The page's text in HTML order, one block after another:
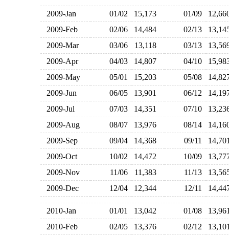
2009-Jan 01/02 15,173 01/09
2009-Feb
02/06 14,484 02/13
2009-Mar
03/06 13,118 03/13
2009-Apr
04/03 14,807 04/10
2009-May
05/01 15,203 05/08
2009-Jun
06/05 13,901 06/12
2009-Jul
07/03 14,351 07/10
2009-Aug
08/07 13,976 08/14
2009-Sep
09/04 14,368 09/11
2009-Oct
10/02 14,472 10/09
2009-Nov
11/06 11,383 11/13
2009-Dec
12/04 12,344 12/11
2010-Jan 01/01 13,042 01/08
2010-Feb
02/05 13,376 02/12